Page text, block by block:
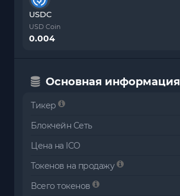
USDC
USD Coin
0.004
Основная информация
Тикер
Блокчейн Сеть
Цена на ICO
Токенов на продажу
Всего токенов